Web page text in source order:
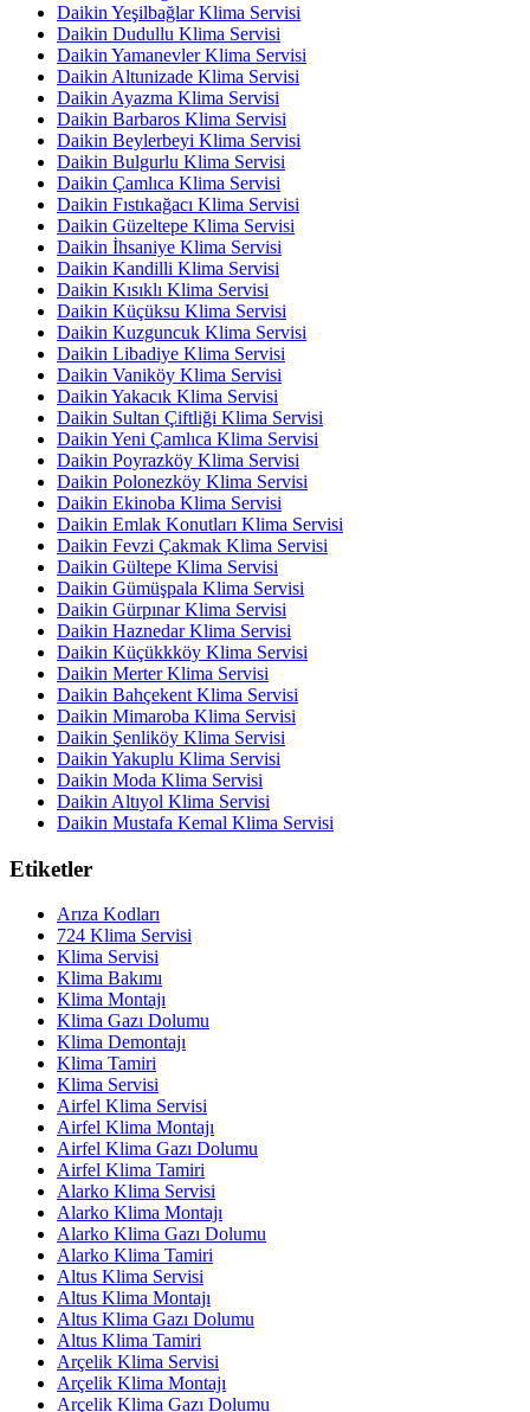
Daikin Yeşilbağlar Klima Servisi
Daikin Dudullu Klima Servisi
Daikin Yamanevler Klima Servisi
Daikin Altunizade Klima Servisi
Daikin Ayazma Klima Servisi
Daikin Barbaros Klima Servisi
Daikin Beylerbeyi Klima Servisi
Daikin Bulgurlu Klima Servisi
Daikin Çamlıca Klima Servisi
Daikin Fıstıkağacı Klima Servisi
Daikin Güzeltepe Klima Servisi
Daikin İhsaniye Klima Servisi
Daikin Kandilli Klima Servisi
Daikin Kısıklı Klima Servisi
Daikin Küçüksu Klima Servisi
Daikin Kuzguncuk Klima Servisi
Daikin Libadiye Klima Servisi
Daikin Vaniköy Klima Servisi
Daikin Yakacık Klima Servisi
Daikin Sultan Çiftliği Klima Servisi
Daikin Yeni Çamlıca Klima Servisi
Daikin Poyrazköy Klima Servisi
Daikin Polonezköy Klima Servisi
Daikin Ekinoba Klima Servisi
Daikin Emlak Konutları Klima Servisi
Daikin Fevzi Çakmak Klima Servisi
Daikin Gültepe Klima Servisi
Daikin Gümüşpala Klima Servisi
Daikin Gürpınar Klima Servisi
Daikin Haznedar Klima Servisi
Daikin Küçükkköy Klima Servisi
Daikin Merter Klima Servisi
Daikin Bahçekent Klima Servisi
Daikin Mimaroba Klima Servisi
Daikin Şenliköy Klima Servisi
Daikin Yakuplu Klima Servisi
Daikin Moda Klima Servisi
Daikin Altıyol Klima Servisi
Daikin Mustafa Kemal Klima Servisi
Etiketler
Arıza Kodları
724 Klima Servisi
Klima Servisi
Klima Bakımı
Klima Montajı
Klima Gazı Dolumu
Klima Demontajı
Klima Tamiri
Klima Servisi
Airfel Klima Servisi
Airfel Klima Montajı
Airfel Klima Gazı Dolumu
Airfel Klima Tamiri
Alarko Klima Servisi
Alarko Klima Montajı
Alarko Klima Gazı Dolumu
Alarko Klima Tamiri
Altus Klima Servisi
Altus Klima Montajı
Altus Klima Gazı Dolumu
Altus Klima Tamiri
Arçelik Klima Servisi
Arçelik Klima Montajı
Arçelik Klima Gazı Dolumu